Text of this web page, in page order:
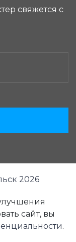
свяжется с
2026
сайт, вы
.